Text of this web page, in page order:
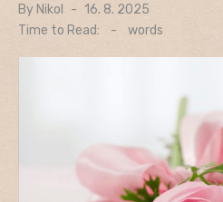
By Nikol
Posted
on
16. 8. 2025
Time to Read:
- words